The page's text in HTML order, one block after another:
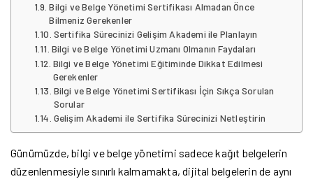
Bilgi ve Belge Yönetimi Sertifikası Almadan Önce
Bilmeniz Gerekenler
Sertifika Sürecinizi Gelişim Akademi ile Planlayın
Bilgi ve Belge Yönetimi Uzmanı Olmanın Faydaları
Bilgi ve Belge Yönetimi Eğitiminde Dikkat Edilmesi
Gerekenler
Bilgi ve Belge Yönetimi Sertifikası İçin Sıkça Sorulan
Sorular
Gelişim Akademi ile Sertifika Sürecinizi Netleştirin
Günümüzde, bilgi ve belge yönetimi sadece kağıt belgelerin
düzenlenmesiyle sınırlı kalmamakta, dijital belgelerin de aynı